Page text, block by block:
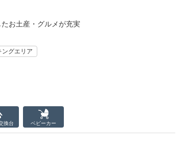
お土産・グルメが充実
ングエリア
換台 ベビーカー